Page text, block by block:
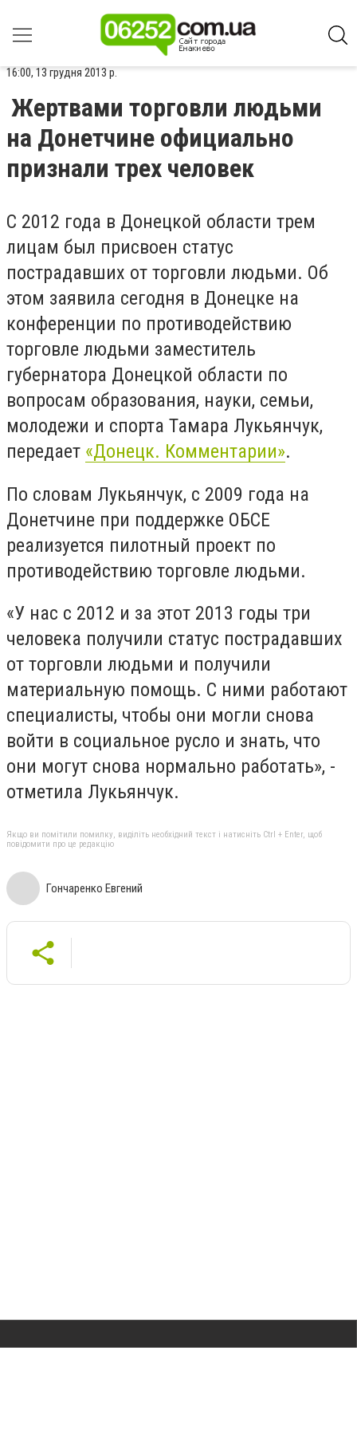
16:00, 13 грудня 2013 р.
Жертвами торговли людьми
на Донетчине официально
признали трех человек
С 2012 года в Донецкой области трем
лицам был присвоен статус
пострадавших от торговли людьми. Об
этом заявила сегодня в Донецке на
конференции по противодействию
торговле людьми заместитель
губернатора Донецкой области по
вопросам образования, науки, семьи,
молодежи и спорта Тамара Лукьянчук,
передает «Донецк. Комментарии».
По словам Лукьянчук, с 2009 года на
Донетчине при поддержке ОБСЕ
реализуется пилотный проект по
противодействию торговле людьми.
«У нас с 2012 и за этот 2013 годы три
человека получили статус пострадавших
от торговли людьми и получили
материальную помощь. С ними работают
специалисты, чтобы они могли снова
войти в социальное русло и знать, что
они могут снова нормально работать», -
отметила Лукьянчук.
Якщо ви помітили помилку, виділіть необхідний текст і натисніть Ctrl + Enter, щоб
повідомити про це редакцію
Гончаренко Евгений